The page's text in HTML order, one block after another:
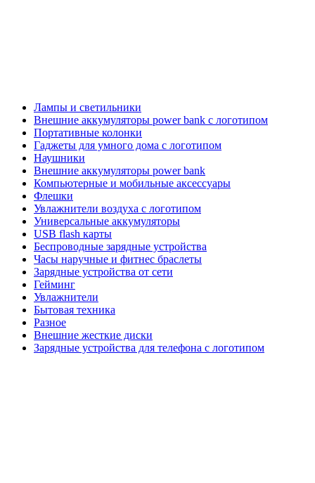
Лампы и светильники
Внешние аккумуляторы power bank с логотипом
Портативные колонки
Гаджеты для умного дома с логотипом
Наушники
Внешние аккумуляторы power bank
Компьютерные и мобильные аксессуары
Флешки
Увлажнители воздуха с логотипом
Универсальные аккумуляторы
USB flash карты
Беспроводные зарядные устройства
Часы наручные и фитнес браслеты
Зарядные устройства от сети
Гейминг
Увлажнители
Бытовая техника
Разное
Внешние жесткие диски
Зарядные устройства для телефона с логотипом